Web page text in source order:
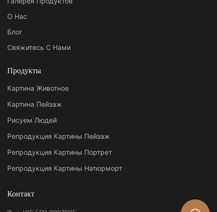
О Нас
Блог
Свяжитесь С Нами
Продукты
Картина Животное
Картина Пейзаж
Рисуем Людей
Репродукция Картины Пейзаж
Репродукция Картины Портрет
Репродукция Картины Натюрморт
Контакт